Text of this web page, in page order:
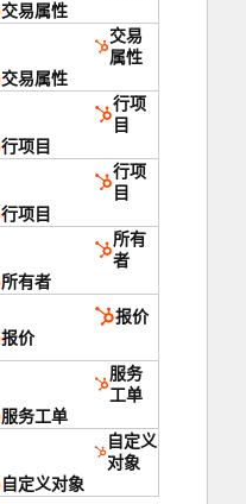
交易属性
交易
属性
交易属性
行项
目
行项目
行项
目
行项目
所有
者
所有者
报价
报价
服务
工单
服务工单
自定义
对象
自定义对象